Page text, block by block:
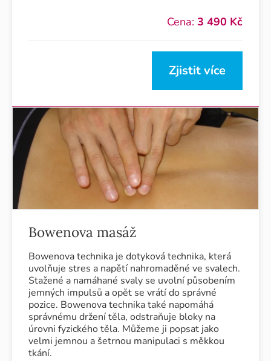
Cena: 3 490 Kč
Zjistit více
Bowenova masáž
Bowenova technika je dotyková technika, která
uvolňuje stres a napětí nahromaděné ve svalech.
Stažené a namáhané svaly se uvolní působením
jemných impulsů a opět se vrátí do správné
pozice. Bowenova technika také napomáhá
správnému držení těla, odstraňuje bloky na
úrovni fyzického těla. Můžeme ji popsat jako
velmi jemnou a šetrnou manipulaci s měkkou
tkání.